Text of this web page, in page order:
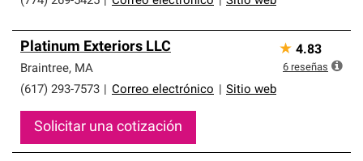
Platinum Exteriors LLC
Braintree, MA
(617) 293-7573
Correo electrónico Sitio web
Solicitar una cotización
★ 4.83
6 reseñas